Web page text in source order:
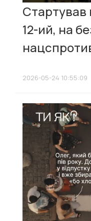
Стартував
12-ий, на
2026-05-24 10:55:09